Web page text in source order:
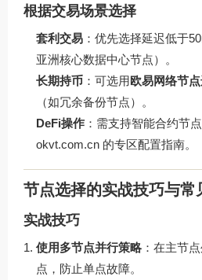
根据交易场景选择
套利交易 ：优先选择延迟低于
亚洲核心数据中心节点）。
长期持币 ：可选用欧易网络节
（如冗余备份节点）。
DeFi操作 ：需支持智能合约节
okvt.com.cn 的专区配置指南。
节点选择的实战技巧与常
实战技巧
使用多节点并行策略 ：在主节
点，防止单点故障。